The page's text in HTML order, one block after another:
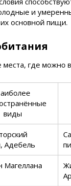
и
основной пищи.
где можно
виды
Адебель
Магеллана